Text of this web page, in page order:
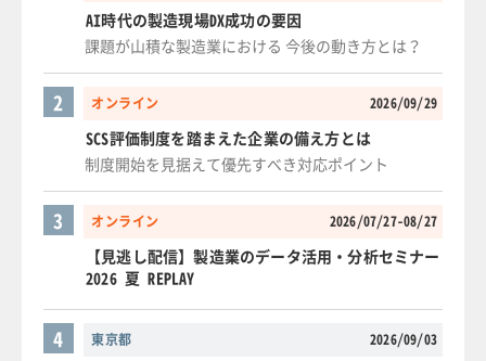
AI時代の製造現場DX成功の要因
課題が山積な製造業における 今後の動き方とは？
オンライン 2026/09/29
2
SCS評価制度を踏まえた企業の備え方とは
制度開始を見据えて優先すべき対応ポイント
オンライン 2026/07/27-08/27
3
【見逃し配信】製造業のデータ活用・分析セミナー
2026 夏 REPLAY
東京都 2026/09/03
4